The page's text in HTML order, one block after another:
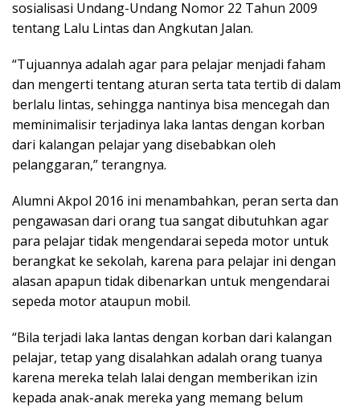
sosialisasi Undang-Undang Nomor 22 Tahun 2009
tentang Lalu Lintas dan Angkutan Jalan.
“Tujuannya adalah agar para pelajar menjadi faham
dan mengerti tentang aturan serta tata tertib di dalam
berlalu lintas, sehingga nantinya bisa mencegah dan
meminimalisir terjadinya laka lantas dengan korban
dari kalangan pelajar yang disebabkan oleh
pelanggaran,” terangnya.
Alumni Akpol 2016 ini menambahkan, peran serta dan
pengawasan dari orang tua sangat dibutuhkan agar
para pelajar tidak mengendarai sepeda motor untuk
berangkat ke sekolah, karena para pelajar ini dengan
alasan apapun tidak dibenarkan untuk mengendarai
sepeda motor ataupun mobil.
“Bila terjadi laka lantas dengan korban dari kalangan
pelajar, tetap yang disalahkan adalah orang tuanya
karena mereka telah lalai dengan memberikan izin
kepada anak-anak mereka yang memang belum